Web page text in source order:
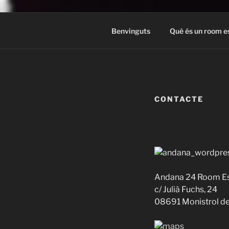
Vés
Us atreviu a viatjar al passat i
Benvinguts Què és un room
CONTACTE
Andana 24 Room
c/ Julià Fuchs, 24
08691 Monistrol